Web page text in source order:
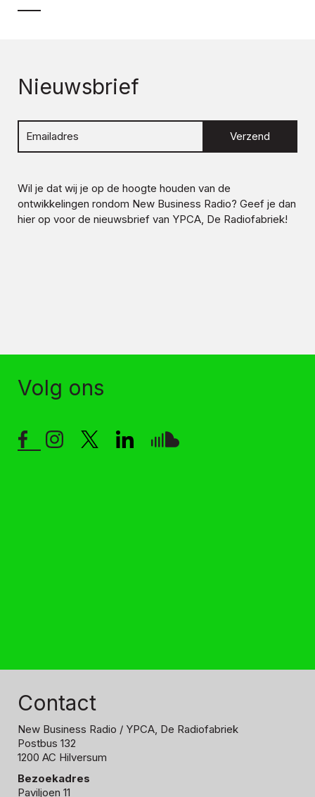
Nieuwsbrief
Verzend
Wil je dat wij je op de hoogte houden van de
ontwikkelingen rondom New Business Radio? Geef je dan
hier op voor de nieuwsbrief van YPCA, De Radiofabriek!
Volg ons
Contact
New Business Radio / YPCA, De Radiofabriek
Postbus 132
1200 AC Hilversum
Bezoekadres
Paviljoen 11